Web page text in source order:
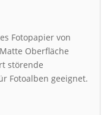
Fotopapier von
Oberfläche
störende
Fotoalben geeignet.